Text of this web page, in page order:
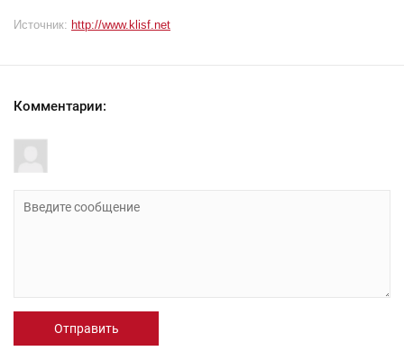
Источник: http://www.klisf.net
Комментарии:
Отправить